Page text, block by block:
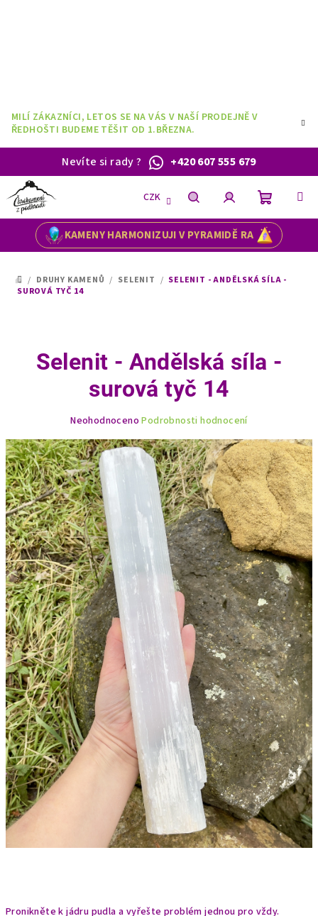
MILÍ ZÁKAZNÍCI, LETOS SE NA VÁS V NAŠÍ PRODEJNĚ V
ŘEDHOŠTI BUDEME TĚŠIT OD 1.BŘEZNA.
Nevíte si rady? +420 607 555 679
KAMENY HARMONIZUJI V PYRAMIDĚ RA
CZK
HledatPřihlášeníNákupní
DOMŮ
/ DRUHY KAMENŮ / SELENIT / SELENIT - ANDĚLSKÁ SÍLA -
SUROVÁ TYČ 14
Pronikněte k jádru pudla a vyřešte problém jednou pro vždy.
Selenit - Andělská síla -
surová tyč 14
produktu
je
0,0
z
5
hvězdiček.
Neohodnoceno Podrobnosti hodnocení